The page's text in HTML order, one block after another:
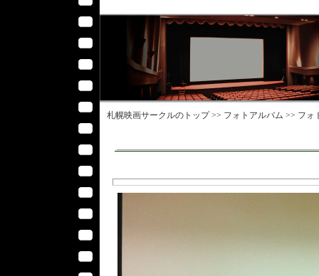
札幌映画サークルのトップ >> フォトアルバム >> フォ